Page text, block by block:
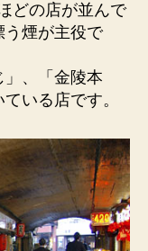
どの店が並んで
う煙が主役で
」、「金陵本
いる店です。